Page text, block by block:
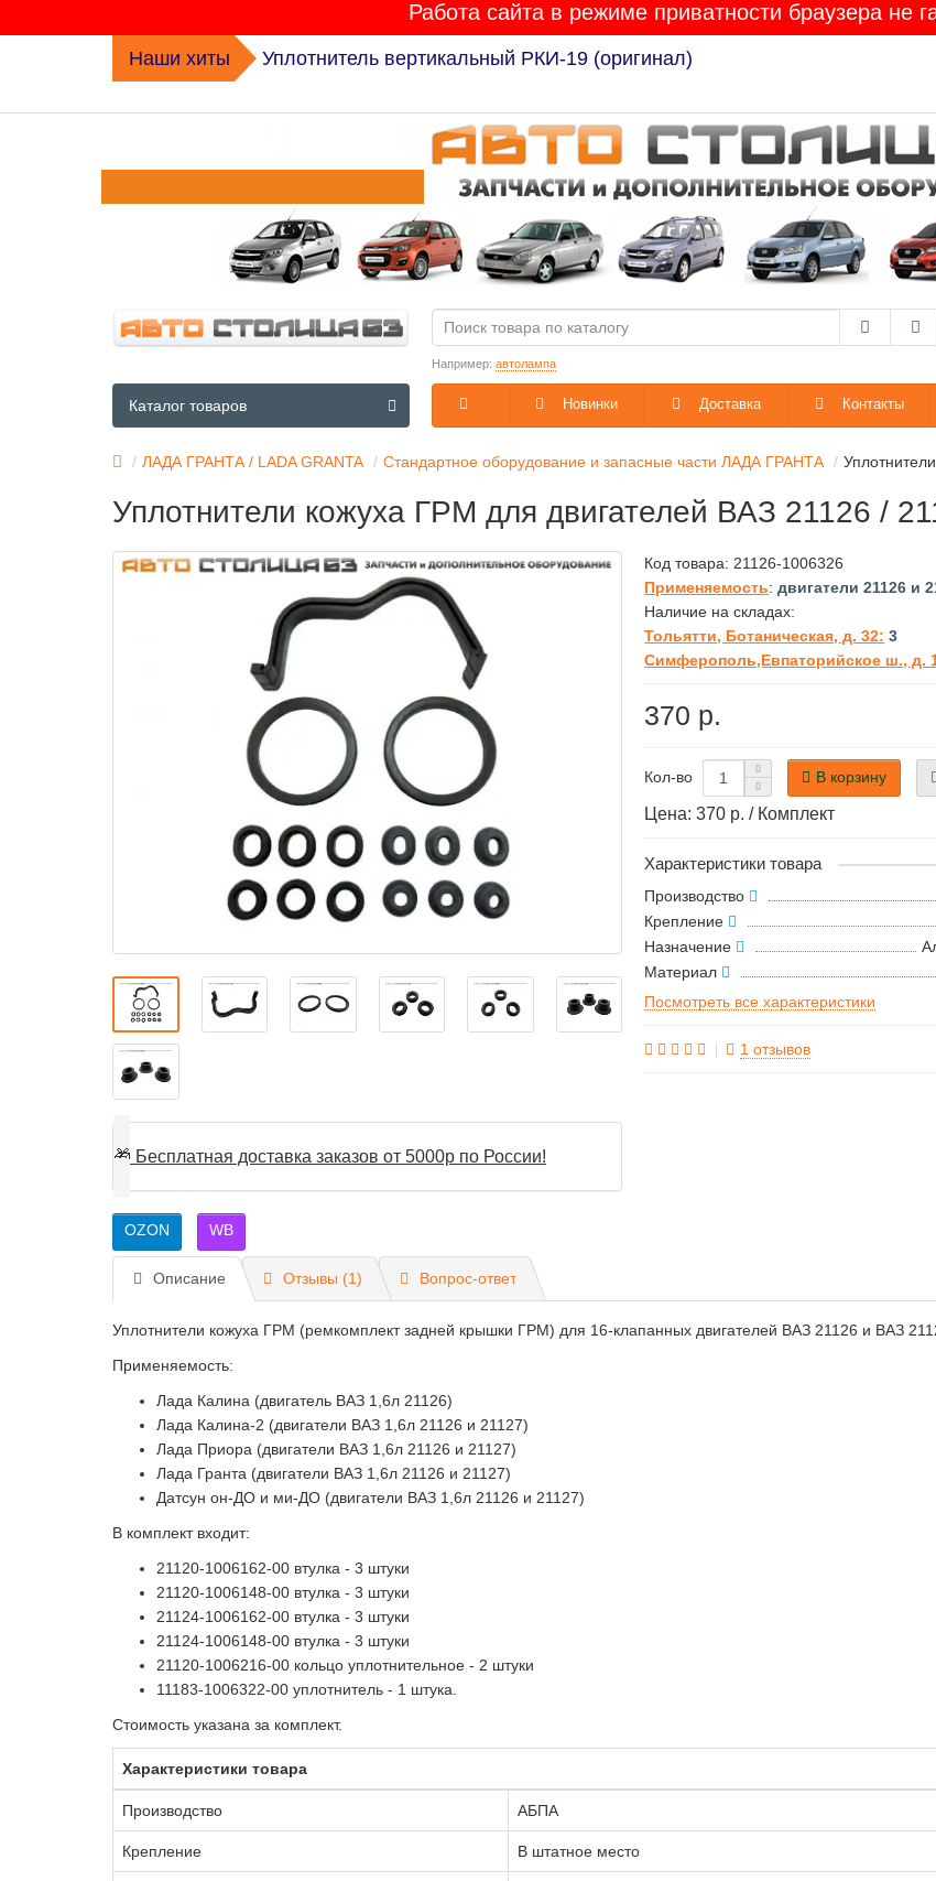
Работа сайта в режиме приватности браузера не
Наши хиты Уплотнитель вертикальный РКИ-19 (оригинал)
Например: автолампа
Новинки Доставка Контакты
Каталог товаров
ЛАДА ГРАНТА / LADA GRANTA Стандартное оборудование и запасные части ЛАДА ГРАНТА
Уплотнители кожуха ГРМ для двигателей ВАЗ 21126 /
🎁 Бесплатная доставка заказов от 5000р по России!
OZON WB
Код товара: 21126-1006326
Применяемость:двигатели 21126 и
Наличие на складах:
Тольятти, Ботаническая, д. 32: 3
Симферополь,Евпаторийское ш., д.
370 р.
Кол-во В корзину
Цена: 370 р. / Комплект
Характеристики товара
Производство
Крепление
Назначение
Материал
Посмотреть все характеристики
1 отзывов
Описание Отзывы (1) Вопрос-ответ
Уплотнители кожуха ГРМ (ремкомплект задней крышки ГРМ) для 16-клапанных двигателей ВАЗ 21126 и ВАЗ
Применяемость:
Лада Калина (двигатель ВАЗ 1,6л 21126)
Лада Калина-2 (двигатели ВАЗ 1,6л 21126 и 21127)
Лада Приора (двигатели ВАЗ 1,6л 21126 и 21127)
Лада Гранта (двигатели ВАЗ 1,6л 21126 и 21127)
Датсун он-ДО и ми-ДО (двигатели ВАЗ 1,6л 21126 и 21127)
В комплект входит:
21120-1006162-00 втулка - 3 штуки
21120-1006148-00 втулка - 3 штуки
21124-1006162-00 втулка - 3 штуки
21124-1006148-00 втулка - 3 штуки
21120-1006216-00 кольцо уплотнительное - 2 штуки
11183-1006322-00 уплотнитель - 1 штука.
Стоимость указана за комплект.
Характеристики товара
Производство АБПА
Крепление В штатное место